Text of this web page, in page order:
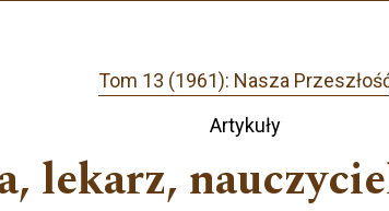
Tom 13 (1961): Nasza
Artykuły
lekarz,